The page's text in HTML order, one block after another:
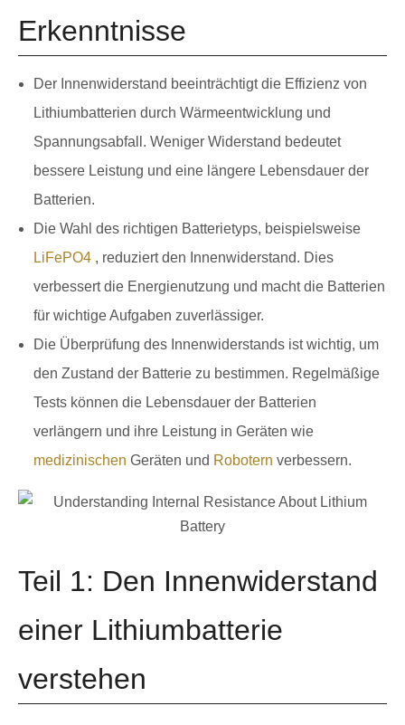
Erkenntnisse
Der Innenwiderstand beeinträchtigt die Effizienz von
Lithiumbatterien durch Wärmeentwicklung und
Spannungsabfall. Weniger Widerstand bedeutet
bessere Leistung und eine längere Lebensdauer der
Batterien.
Die Wahl des richtigen Batterietyps, beispielsweise
LiFePO4 , reduziert den Innenwiderstand. Dies
verbessert die Energienutzung und macht die Batterien
für wichtige Aufgaben zuverlässiger.
Die Überprüfung des Innenwiderstands ist wichtig, um
den Zustand der Batterie zu bestimmen. Regelmäßige
Tests können die Lebensdauer der Batterien
verlängern und ihre Leistung in Geräten wie
medizinischen Geräten und Robotern verbessern.
Teil 1: Den Innenwiderstand
einer Lithiumbatterie
verstehen